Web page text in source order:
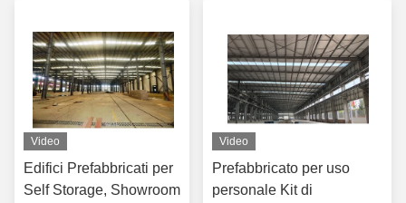
Video
Edifici Prefabbricati per
Self Storage, Showroom
Video
Prefabbricato per uso
personale Kit di